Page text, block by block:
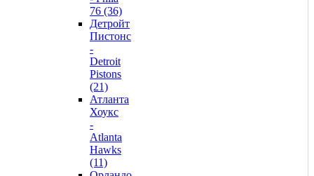
76 (36)
Детройт
Пистонс
-
Detroit
Pistons
(21)
Атланта
Хоукс
-
Atlanta
Hawks
(11)